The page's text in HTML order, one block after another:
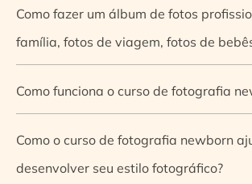
Como fazer um álbum de fotos
família, fotos de viagem, fotos de
Como funciona o curso de fotografia
Como o curso de fotografia newborn
desenvolver seu estilo fotográfico?